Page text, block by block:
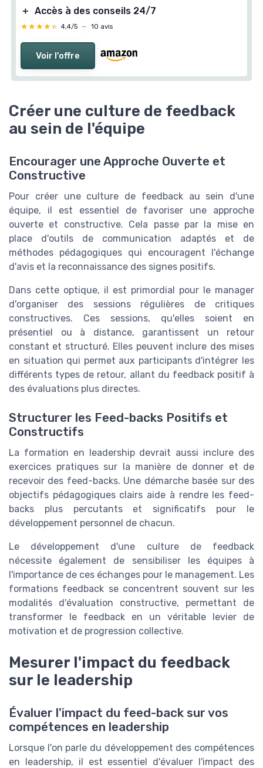
＋ Accès à des conseils 24/7
★★★★★
★★★★★ 4,4/5 — 10 avis
Voir l'offre
Créer une culture de feedback
au sein de l'équipe
Encourager une Approche Ouverte et
Constructive
Pour créer une culture de feedback au sein d'une
équipe, il est essentiel de favoriser une approche
ouverte et constructive. Cela passe par la mise en
place d'outils de communication adaptés et de
méthodes pédagogiques qui encouragent l'échange
d'avis et la reconnaissance des signes positifs.
Dans cette optique, il est primordial pour le manager
d'organiser des sessions régulières de critiques
constructives. Ces sessions, qu'elles soient en
présentiel ou à distance, garantissent un retour
constant et structuré. Elles peuvent inclure des mises
en situation qui permet aux participants d'intégrer les
différents types de retour, allant du feedback positif à
des évaluations plus directes.
Structurer les Feed-backs Positifs et
Constructifs
La formation en leadership devrait aussi inclure des
exercices pratiques sur la manière de donner et de
recevoir des feed-backs. Une démarche basée sur des
objectifs pédagogiques clairs aide à rendre les feed-
backs plus percutants et significatifs pour le
développement personnel de chacun.
Le développement d'une culture de feedback
nécessite également de sensibiliser les équipes à
l'importance de ces échanges pour le management. Les
formations feedback se concentrent souvent sur les
modalités d'évaluation constructive, permettant de
transformer le feedback en un véritable levier de
motivation et de progression collective.
Mesurer l'impact du feedback
sur le leadership
Évaluer l'impact du feed-back sur vos
compétences en leadership
Lorsque l'on parle du développement des compétences
en leadership, il est essentiel d'évaluer l'impact des